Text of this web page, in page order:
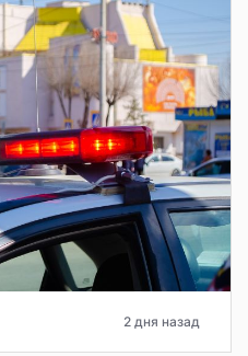
2 дня назад